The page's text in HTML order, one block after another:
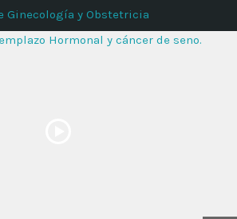
Ginecología y Obstetricia